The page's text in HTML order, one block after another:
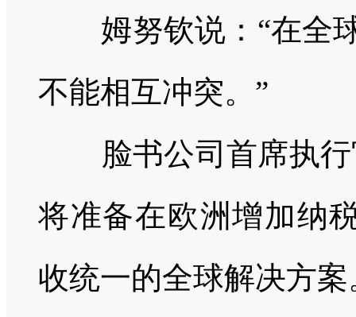
姆努钦说： “在全
不能相互冲突。”
脸书公司首席执行
将准备在欧洲增加纳
收统一的全球解决方案